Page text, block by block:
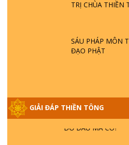
TRỊ CHÙA THIỀN
SÁU PHÁP MÔN
ĐẠO PHẬT
GIẢI ĐÁP THIỀN TÔNG
GIẢI ĐÁP THIỀN